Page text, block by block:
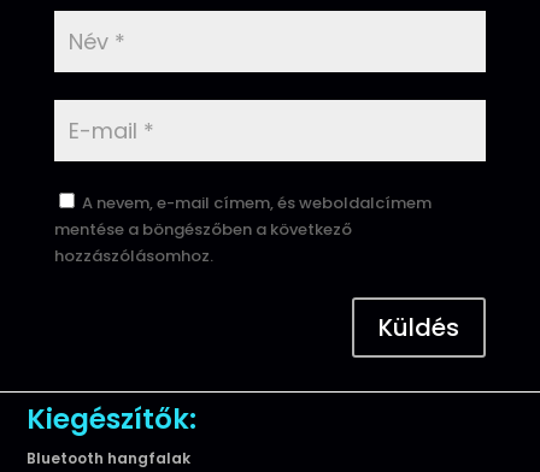
A nevem, e-mail címem, és weboldalcímem
mentése a böngészőben a következő
hozzászólásomhoz.
Küldés
Kiegészítők:
Bluetooth hangfalak